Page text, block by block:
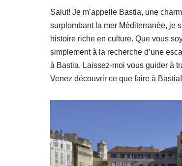
Salut! Je m’appelle Bastia, une
surplombant la mer Méditerranée, je
histoire riche en culture. Que vous
simplement à la recherche d’une
à Bastia. Laissez-moi vous guider à
Venez découvrir ce que faire à Bastia!